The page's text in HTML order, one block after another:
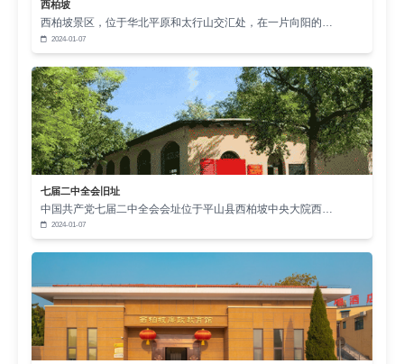
难题，从来都有路径可循。
文章来源：本站原创 作者：崔老师
西柏坡
西柏坡景区，位于华北平原和太行山交汇处，在一片向阳的…
2024-01-07
七届二中全会旧址
中国共产党七届二中全会会址位于平山县西柏坡中央大院西…
2024-01-07